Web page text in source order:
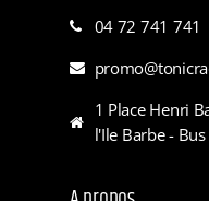
04 72 741 741
1 Place Henri
l'Ile Barbe -